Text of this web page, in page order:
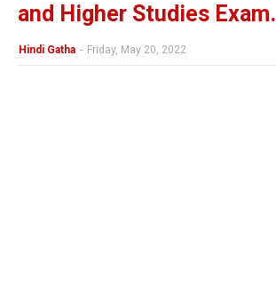
and Higher Studies Exam.
Hindi Gatha - Friday, May 20, 2022